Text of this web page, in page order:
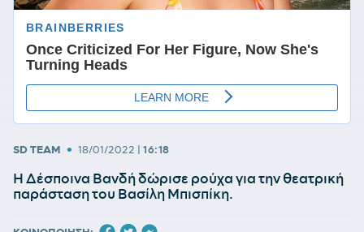
SD TEAM • 18/01/2022 | 16:18
Η Δέσποινα Βανδή δώρισε ρούχα για την θεατρική
παράσταση του Βασίλη Μπισπίκη.